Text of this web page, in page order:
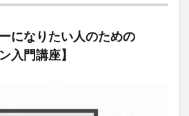
になりたい人のための
入門講座】